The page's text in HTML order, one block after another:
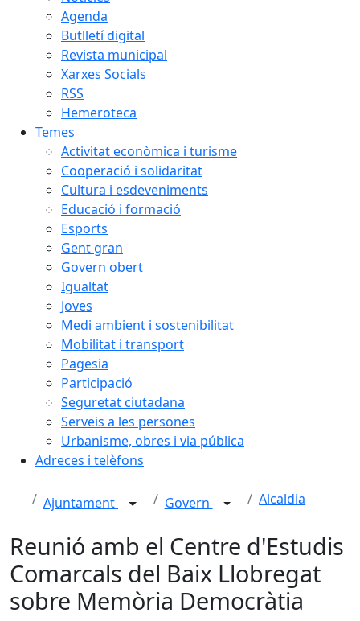
Agenda
Butlletí digital
Revista municipal
Xarxes Socials
RSS
Hemeroteca
Temes
Activitat econòmica i turisme
Cooperació i solidaritat
Cultura i esdeveniments
Educació i formació
Esports
Gent gran
Govern obert
Igualtat
Joves
Medi ambient i sostenibilitat
Mobilitat i transport
Pagesia
Participació
Seguretat ciutadana
Serveis a les persones
Urbanisme, obres i via pública
Adreces i telèfons
Ajuntament Govern Alcaldia
Reunió amb el Centre d'Estudis
Comarcals del Baix Llobregat
sobre Memòria Democràtia